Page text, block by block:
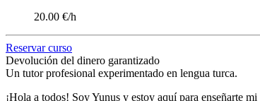
20.00 €/h
Reservar curso
Devolución del dinero garantizado
Un tutor profesional experimentado en lengua turca.
¡Hola a todos! Soy Yunus y estoy aquí para enseñarte